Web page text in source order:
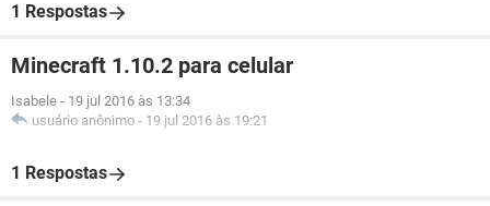
1 Respostas
Minecraft 1.10.2 para celular
Isabele - 19 jul 2016 às 13:34
usuário anônimo - 19 jul 2016 às 19:21
1 Respostas